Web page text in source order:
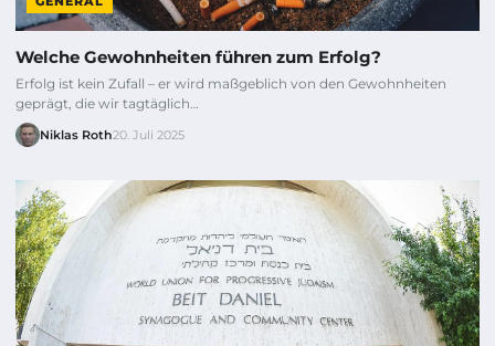
Welche Gewohnheiten führen zum Erfolg?
Erfolg ist kein Zufall – er wird maßgeblich von den Gewohnheiten
geprägt, die wir tagtäglich…
Niklas Roth20. Juli 2025